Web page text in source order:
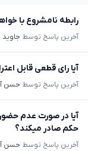
رابطه نامشروع با
آخرین پاسخ توسط
آیا رای قطعی قابل
آخرین پاسخ توسط حسن
آیا در صورت عدم
حکم صادر میکند؟
آخرین پاسخ توسط حسن